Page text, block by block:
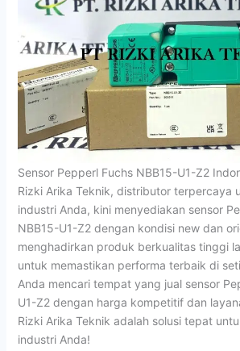
Sensor Pepperl Fuchs NBB15-U1-Z2
Rizki Arika Teknik, distributor terpercaya
industri Anda, kini menyediakan sensor
NBB15-U1-Z2 dengan kondisi new dan
menghadirkan produk berkualitas tinggi
untuk memastikan performa terbaik di
Anda mencari tempat yang jual sensor
U1-Z2 dengan harga kompetitif dan
Rizki Arika Teknik adalah solusi tepat
industri Anda!